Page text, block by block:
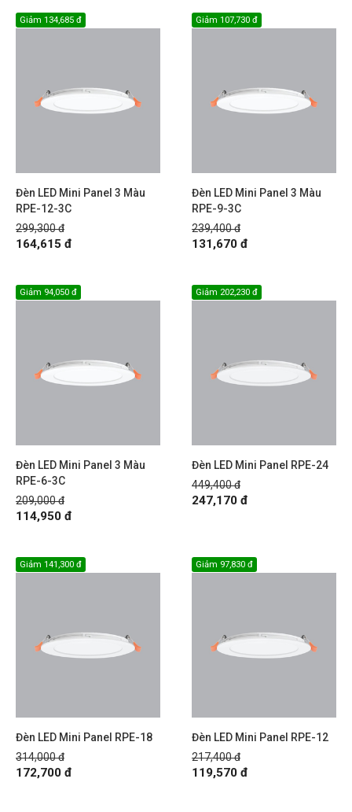
Đèn LED Mini Panel 3 Màu
RPE-12-3C
299,300 đ
Giảm 134,685 đ
164,615 đ
Đèn LED Mini Panel 3 Màu
RPE-9-3C
239,400 đ
Giảm 107,730 đ
131,670 đ
Đèn LED Mini Panel 3 Màu
RPE-6-3C
209,000 đ
Giảm 94,050 đ
114,950 đ
Đèn LED Mini Panel RPE-24
449,400 đ
Giảm 202,230 đ
247,170 đ
Đèn LED Mini Panel RPE-18
314,000 đ
Giảm 141,300 đ
172,700 đ
Đèn LED Mini Panel RPE-12
217,400 đ
Giảm 97,830 đ
119,570 đ